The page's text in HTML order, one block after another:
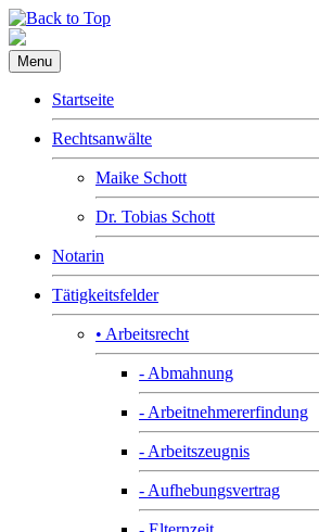
Menu
Startseite
Rechtsanwälte
Maike Schott
Dr. Tobias Schott
Notarin
Tätigkeitsfelder
• Arbeitsrecht
- Abmahnung
- Arbeitnehmererfindung
- Arbeitszeugnis
- Aufhebungsvertrag